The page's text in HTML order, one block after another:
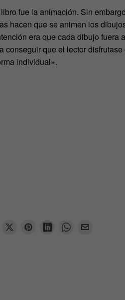
fue la animación. Sin
hacen que se animen los
era que cada dibujo fuera
conseguir que el lector
individual».